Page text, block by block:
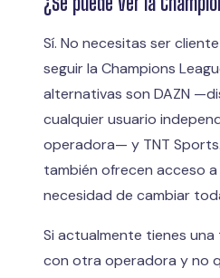
Sí. No necesitas ser
seguir la Champions
alternativas son DAZN
cualquier usuario
operadora— y TNT
también ofrecen acceso
necesidad de cambiar
Si actualmente tienes
con otra operadora y no